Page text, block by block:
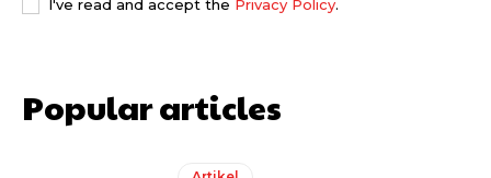
I've read and accept the Privacy Policy.
Popular articles